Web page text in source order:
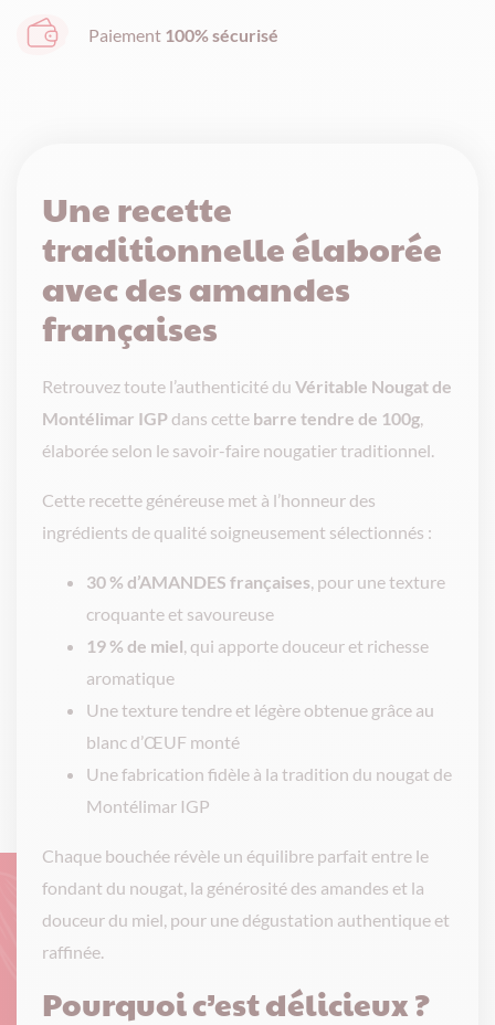
-
Paiement 100% sécurisé
Une recette
traditionnelle élaborée
avec des amandes
françaises
Retrouvez toute l’authenticité du Véritable Nougat de
Montélimar IGP dans cette barre tendre de 100g,
élaborée selon le savoir-faire nougatier traditionnel.
Cette recette généreuse met à l’honneur des
ingrédients de qualité soigneusement sélectionnés :
30 % d’AMANDES françaises, pour une texture
croquante et savoureuse
19 % de miel, qui apporte douceur et richesse
aromatique
Une texture tendre et légère obtenue grâce au
blanc d’ŒUF monté
Une fabrication fidèle à la tradition du nougat de
Montélimar IGP
Chaque bouchée révèle un équilibre parfait entre le
fondant du nougat, la générosité des amandes et la
douceur du miel, pour une dégustation authentique et
raffinée.
Pourquoi c’est délicieux ?